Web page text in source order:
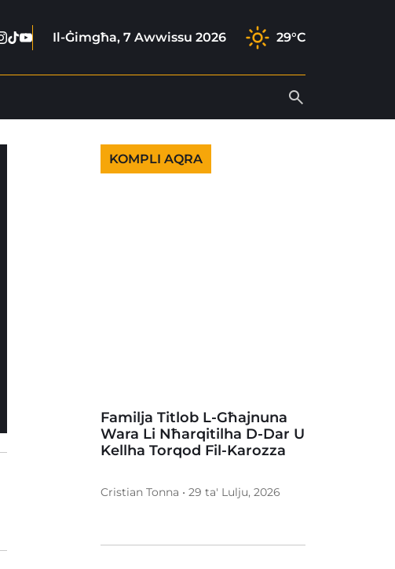
Tiktok
YoutubeIl-Ġimgħa, 7 Awwissu 2026 29°C
KOMPLI AQRA
Familja Titlob L-Għajnuna
Wara Li Nħarqitilha D-Dar U
Kellha Torqod Fil-Karozza
Cristian Tonna • 29 ta' Lulju, 2026